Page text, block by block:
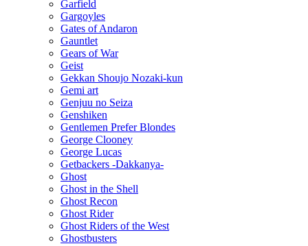
Garfield
Gargoyles
Gates of Andaron
Gauntlet
Gears of War
Geist
Gekkan Shoujo Nozaki-kun
Gemi art
Genjuu no Seiza
Genshiken
Gentlemen Prefer Blondes
George Clooney
George Lucas
Getbackers -Dakkanya-
Ghost
Ghost in the Shell
Ghost Recon
Ghost Rider
Ghost Riders of the West
Ghostbusters